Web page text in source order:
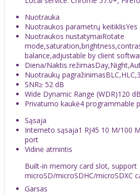
Nuotrauka
Nuotraukos parametrų keitiklisYes
Nuotraukos nustatymaiRotate
balance,adjustable by client
Diena/Naktis režimas
Nuotraukų pagražinimas
SNR≥ 52 dB
Wide Dynamic Range (WDR)120 dB
Privatumo kaukė4 programmable
Sąsaja
Interneto sąsaja1 RJ45 10 M/100
port
Vidinė atmintis
Built-in memory card slot, support
microSD/microSDHC/microSDXC
Garsas